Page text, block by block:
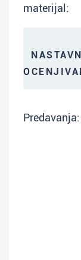
materijal:
Predavanja: